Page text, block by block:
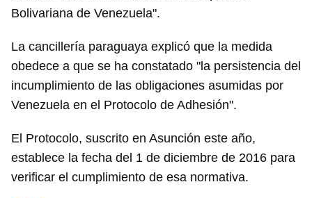
Bolivariana de Venezuela".
La cancillería paraguaya explicó que la medida
obedece a que se ha constatado "la persistencia del
incumplimiento de las obligaciones asumidas por
Venezuela en el Protocolo de Adhesión".
El Protocolo, suscrito en Asunción este año,
establece la fecha del 1 de diciembre de 2016 para
verificar el cumplimiento de esa normativa.